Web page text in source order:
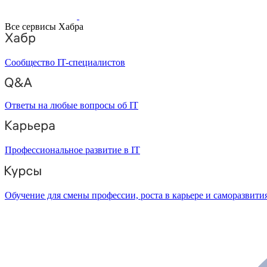
Все сервисы Хабра
Сообщество IT-специалистов
Ответы на любые вопросы об IT
Профессиональное развитие в IT
Обучение для смены профессии, роста в карьере и